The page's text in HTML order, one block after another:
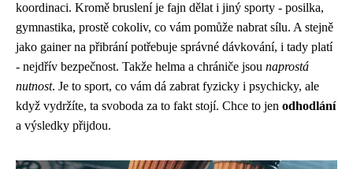
koordinaci. Kromě bruslení je fajn dělat i jiný sporty - posilka,
gymnastika, prostě cokoliv, co vám pomůže nabrat sílu. A stejně
jako gainer na přibrání potřebuje správné dávkování, i tady platí
- nejdřív bezpečnost. Takže helma a chrániče jsou naprostá
nutnost. Je to sport, co vám dá zabrat fyzicky i psychicky, ale
když vydržíte, ta svoboda za to fakt stojí. Chce to jen odhodlání
a výsledky přijdou.